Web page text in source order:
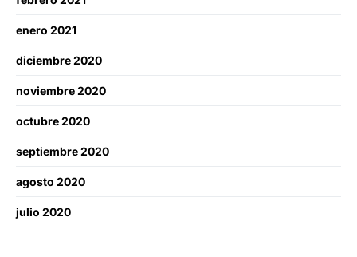
enero 2021
diciembre 2020
noviembre 2020
octubre 2020
septiembre 2020
agosto 2020
julio 2020